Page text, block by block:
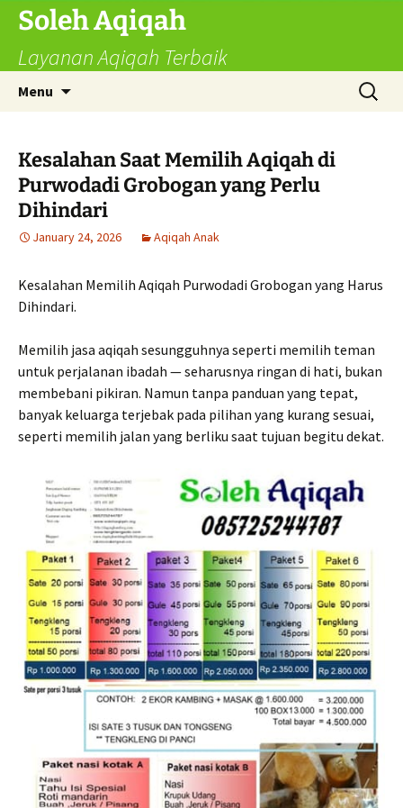
Skip
content
Soleh Aqiqah
Layanan Aqiqah Terbaik
Menu
Search
for:
Kesalahan Saat Memilih Aqiqah di
Purwodadi Grobogan yang Perlu
Dihindari
January 24, 2026 Aqiqah Anak
Kesalahan Memilih Aqiqah Purwodadi Grobogan yang Harus
Dihindari.
Memilih jasa aqiqah sesungguhnya seperti memilih teman
untuk perjalanan ibadah — seharusnya ringan di hati, bukan
membebani pikiran. Namun tanpa panduan yang tepat,
banyak keluarga terjebak pada pilihan yang kurang sesuai,
seperti memilih jalan yang berliku saat tujuan begitu dekat.